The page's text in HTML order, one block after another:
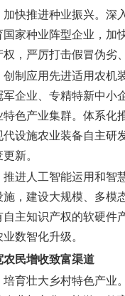
加快推进种业振兴。 深
国家种业阵型企业，加
，严厉打击假冒伪劣
创制应用先进适用农机
军企业、专精特新中小
特色产业集群。体系化
代设施农业装备自主研
新。
推进人工智能运用和智
，建设大规模、多模
自主知识产权的软硬件
数智化升级。
农民增收致富渠道
培育壮大乡村特色产业。